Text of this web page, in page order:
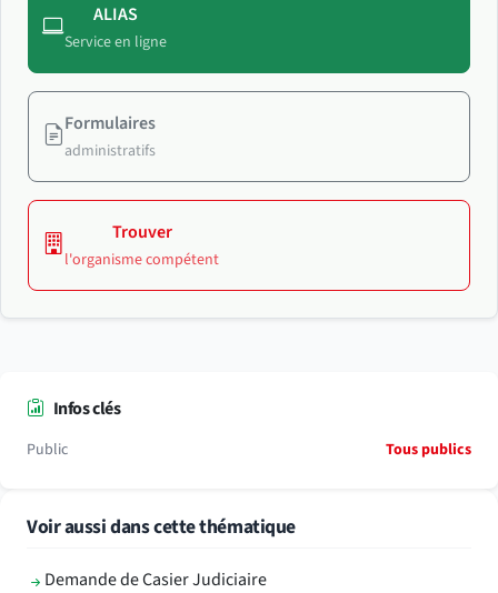
ALIAS
Service en ligne
Formulaires
administratifs
Trouver
l'organisme compétent
Infos clés
Public Tous publics
Voir aussi dans cette thématique
Demande de Casier Judiciaire